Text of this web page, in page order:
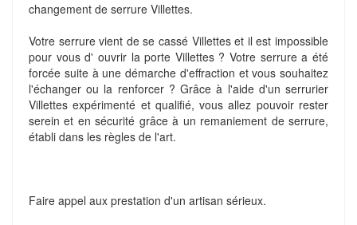
changement de serrure Villettes.
Votre serrure vient de se cassé Villettes et il est impossible
pour vous d' ouvrir la porte Villettes ? Votre serrure a été
forcée suite à une démarche d'effraction et vous souhaitez
l'échanger ou la renforcer ? Grâce à l'aide d'un serrurier
Villettes expérimenté et qualifié, vous allez pouvoir rester
serein et en sécurité grâce à un remaniement de serrure,
établi dans les règles de l'art.
Faire appel aux prestation d'un artisan sérieux.